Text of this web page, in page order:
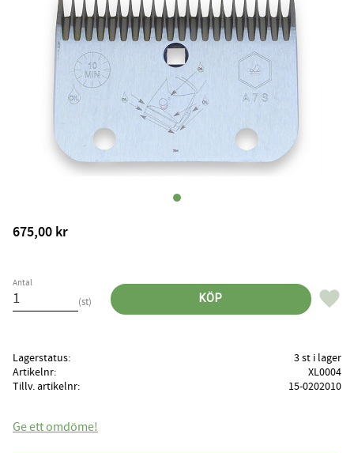
675,00 kr
Antal
st KÖP Lägg
Lagerstatus
3 st i lager
Artikelnr
XL0004
Tillv. artikelnr
15-0202010
Ge ett omdöme!